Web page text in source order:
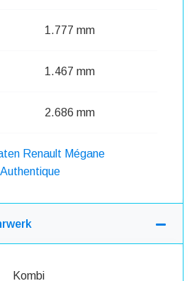
1.777 mm
1.467 mm
2.686 mm
Renault Mégane
Kombi